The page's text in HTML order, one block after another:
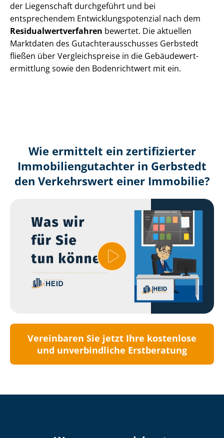
der Liegenschaft durchgeführt und bei
entsprechendem Ent­wick­lungs­po­ten­zi­al nach dem
Re­si­du­al­wert­ver­fah­ren bewertet. Die aktuellen
Marktdaten des Gut­ach­ter­aus­schus­ses Gerbstedt
fließen über Ver­gleichs­prei­se in die Ge­bäu­de­wert­
ermitt­lung sowie den Bodenrichtwert mit ein.
Wie ermittelt ein zertifizierter
Immobilien­gutachter in Gerbstedt
den Verkehrswert einer Immobilie?
Vereinbaren Sie jetzt Ihre kostenlose
und unverbindliche Erstberatung